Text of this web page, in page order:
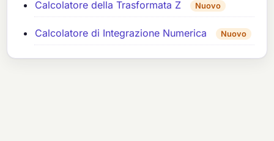
Calcolatore della Trasformata Z Nuovo
Calcolatore di Integrazione Numerica Nuovo